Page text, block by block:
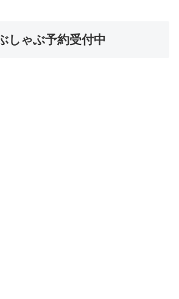
しゃぶ予約受付中